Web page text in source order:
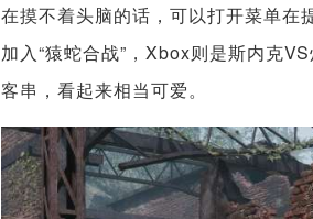
在摸不着头脑的话，可以打开菜单
加入“猿蛇合战”，Xbox则是斯内克
客串，看起来相当可爱。